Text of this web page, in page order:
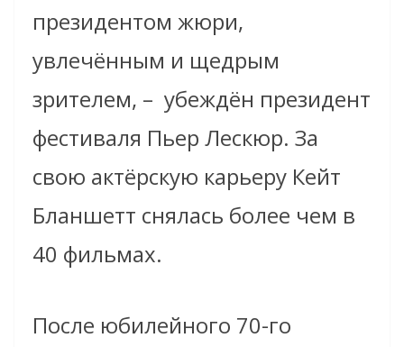
президентом жюри,
увлечённым и щедрым
зрителем, – убеждён президент
фестиваля Пьер Лескюр. За
свою актёрскую карьеру Кейт
Бланшетт снялась более чем в
40 фильмах.
После юбилейного 70-го